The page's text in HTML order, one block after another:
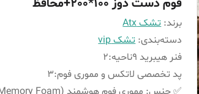
فوم دست دوز 100*200+محافظ
برند: تشک Atx
دسته‌بندی:تشک vip
فنر هیبرید 9ناحیه
:
2
پد تخصصی لاتکس و مموری فوم:
3